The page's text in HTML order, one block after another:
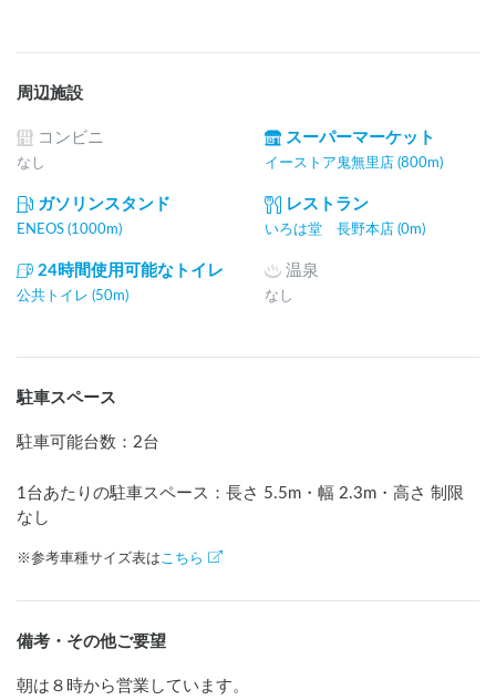
周辺施設
コンビニ
なし
スーパーマーケット
イーストア鬼無里店 (800m)
ガソリンスタンド
ENEOS (1000m)
レストラン
いろは堂 長野本店 (0m)
24時間使用可能なトイレ
公共トイレ (50m)
温泉
なし
駐車スペース
駐車可能台数 ： 2台
1台あたりの駐車スペース：長さ 5.5m ・幅 2.3m ・高さ 制限
なし
※参考車種サイズ表は こちら
備考・その他ご要望
朝は８時から営業しています。